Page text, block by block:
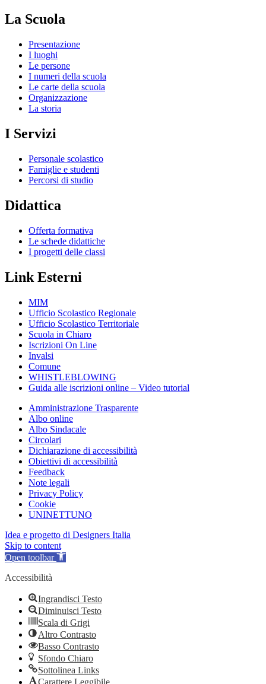
La Scuola
Presentazione
I luoghi
Le persone
I numeri della scuola
Le carte della scuola
Organizzazione
La storia
I Servizi
Personale scolastico
Famiglie e studenti
Percorsi di studio
Didattica
Offerta formativa
Le schede didattiche
I progetti delle classi
Link Esterni
MIM
Ufficio Scolastico Regionale
Ufficio Scolastico Territoriale
Scuola in Chiaro
Iscrizioni On Line
Invalsi
Comune
WHISTLEBLOWING
Guida alle iscrizioni online – Video tutorial
Amministrazione Trasparente
Albo online
Albo Sindacale
Circolari
Dichiarazione di accessibilità
Obiettivi di accessibilità
Feedback
Note legali
Privacy Policy
Cookie
UNINETTUNO
Idea e progetto di Designers Italia
Skip to content
Open toolbar
Accessibilità
Ingrandisci Testo
Diminuisci Testo
Scala di Grigi
Altro Contrasto
Basso Contrasto
Sfondo Chiaro
Sottolinea Links
Carattere Leggibile